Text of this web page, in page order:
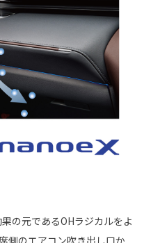
の元であるOHラジカルをよ